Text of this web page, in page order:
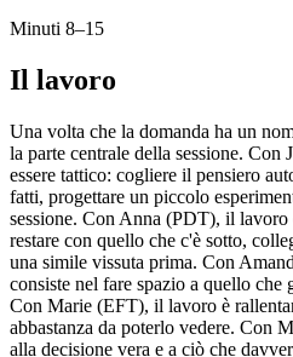
Minuti 8–15
Il lavoro
Una volta che la domanda ha un
la parte centrale della sessione.
essere tattico: cogliere il pensiero
fatti, progettare un piccolo
sessione. Con Anna (PDT), il
restare con quello che c'è sotto,
una simile vissuta prima. Con
consiste nel fare spazio a quello che
Con Marie (EFT), il lavoro è
abbastanza da poterlo vedere. Con
alla decisione vera e a ciò che